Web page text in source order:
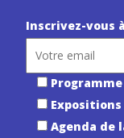
Inscrivez-vous
Expositions
Agenda de